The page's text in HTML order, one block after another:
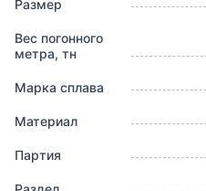
Размер
Вес погонного
метра, тн
Марка сплава
Материал
Партия